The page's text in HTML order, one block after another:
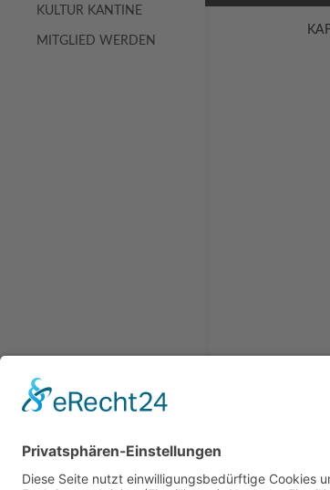
KULTUR KANTINE
MITGLIED WERDEN